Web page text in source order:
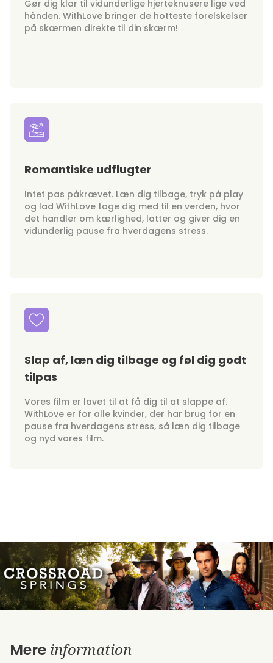
Gør dig klar til vidunderlige hjerteknusere lige ved
hånden. WithLove bringer de hotteste forelskelser
på skærmen direkte til din skærm!
Romantiske udflugter
Intet pas påkrævet. Læn dig tilbage, tryk på play
og lad WithLove tage dig med til en verden, hvor
det handler om kærlighed, latter og giver dig en
vidunderlig pause fra hverdagens stress.
Slap af, læn dig tilbage og føl dig godt
tilpas
Vores film er lavet til at få dig til at slappe af.
WithLove er for alle kvinder, der har brug for en
pause fra hverdagens stress, så læn dig tilbage
og nyd vores film.
Mere information